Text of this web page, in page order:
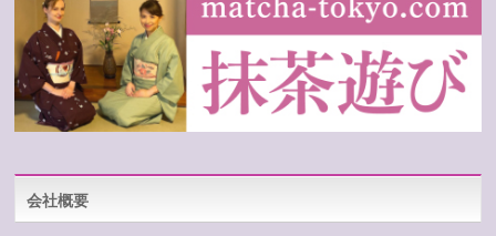
会社概要